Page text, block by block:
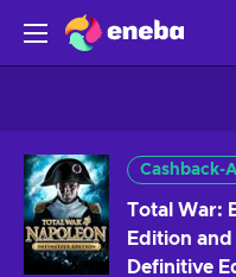
Cashback-
Total War:
Edition
Definitive